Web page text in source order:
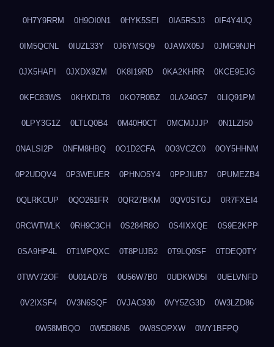
0H7Y9RRM 0H9OI0N1 0HYK5SEI 0IA5RSJ3 0IF4Y4UQ
0IM5QCNL 0IUZL33Y 0J6YMSQ9 0JAWX05J 0JMG9NJH
0JX5HAPI 0JXDX9ZM 0K8I19RD 0KA2KHRR 0KCE9EJG
0KFC83WS 0KHXDLT8 0KO7R0BZ 0LA240G7 0LIQ91PM
0LPY3G1Z 0LTLQ0B4 0M40H0CT 0MCMJJJP 0N1LZI50
0NALSI2P 0NFM8HBQ 0O1D2CFA 0O3VCZC0 0OY5HHNM
0P2UDQV4 0P3WEUER 0PHNO5Y4 0PPJIUB7 0PUMEZB4
0QLRKCUP 0QO261FR 0QR27BKM 0QV0STGJ 0R7FXEI4
0RCWTWLK 0RH9C3CH 0S284R8O 0S4IXXQE 0S9E2KPP
0SA9HP4L 0T1MPQXC 0T8PUJB2 0T9LQ0SF 0TDEQ0TY
0TWV72OF 0U01AD7B 0U56W7B0 0UDKWD5I 0UELVNFD
0V2IXSF4 0V3N6SQF 0VJAC930 0VY5ZG3D 0W3LZD86
0W58MBQO 0W5D86N5 0W8SOPXW 0WY1BFPQ